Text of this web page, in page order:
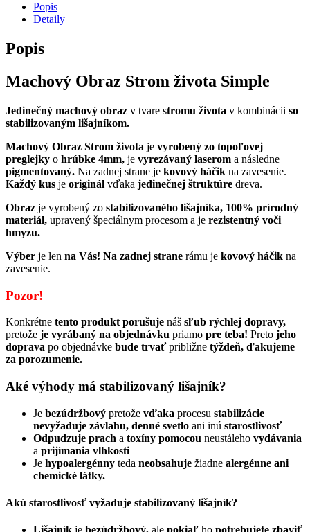
Popis
Detaily
Popis
Machový Obraz Strom života Simple
Jedinečný machový obraz v tvare stromu života v kombinácii so
stabilizovaným lišajníkom.
Machový Obraz Strom života je vyrobený zo topoľovej
preglejky o hrúbke 4mm, je vyrezávaný laserom a následne
pigmentovaný. Na zadnej strane je kovový háčik na zavesenie.
Každý kus je originál vďaka jedinečnej štruktúre dreva.
Obraz je vyrobený zo stabilizovaného lišajníka, 100% prírodný
materiál, upravený špeciálnym procesom a je rezistentný voči
hmyzu.
Výber je len na Vás! Na zadnej strane rámu je kovový háčik na
zavesenie.
Pozor!
Konkrétne tento produkt porušuje náš sľub rýchlej dopravy,
pretože je vyrábaný na objednávku priamo pre teba! Preto jeho
doprava po objednávke bude trvaťpribližne týždeň, ďakujeme
za porozumenie.
Aké výhody má stabilizovaný lišajník?
Je bezúdržbový pretože vďaka procesu stabilizácie
nevyžaduje závlahu, denné svetlo ani inú starostlivosť
Odpudzuje prach a toxíny pomocou neustáleho vydávania
a prijímania vlhkosti
Je hypoalergénny teda neobsahuje žiadne alergénne ani
chemické látky.
Akú starostlivosť vyžaduje stabilizovaný lišajník?